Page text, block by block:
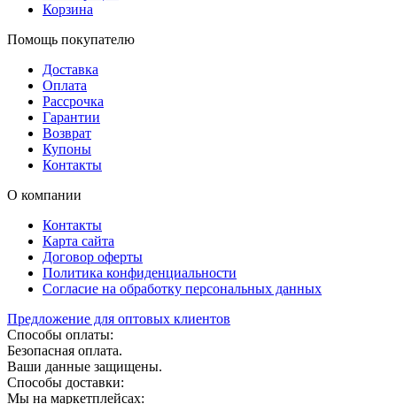
Корзина
Помощь покупателю
Доставка
Оплата
Рассрочка
Гарантии
Возврат
Купоны
Контакты
О компании
Контакты
Карта сайта
Договор оферты
Политика конфиденциальности
Согласие на обработку персональных данных
Предложение для оптовых клиентов
Способы оплаты:
Безопасная оплата.
Ваши данные защищены.
Способы доставки:
Мы на маркетплейсах: